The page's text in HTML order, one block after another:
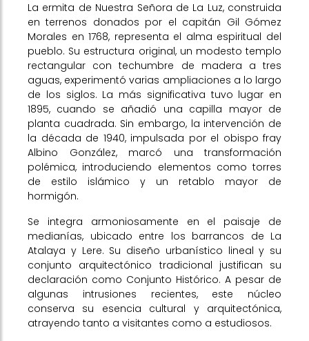
La ermita de Nuestra Señora de La Luz, construida
en terrenos donados por el capitán Gil Gómez
Morales en 1768, representa el alma espiritual del
pueblo. Su estructura original, un modesto templo
rectangular con techumbre de madera a tres
aguas, experimentó varias ampliaciones a lo largo
de los siglos. La más significativa tuvo lugar en
1895, cuando se añadió una capilla mayor de
planta cuadrada. Sin embargo, la intervención de
la década de 1940, impulsada por el obispo fray
Albino González, marcó una transformación
polémica, introduciendo elementos como torres
de estilo islámico y un retablo mayor de
hormigón.
Se integra armoniosamente en el paisaje de
medianías, ubicado entre los barrancos de La
Atalaya y Lere. Su diseño urbanístico lineal y su
conjunto arquitectónico tradicional justifican su
declaración como Conjunto Histórico. A pesar de
algunas intrusiones recientes, este núcleo
conserva su esencia cultural y arquitectónica,
atrayendo tanto a visitantes como a estudiosos.